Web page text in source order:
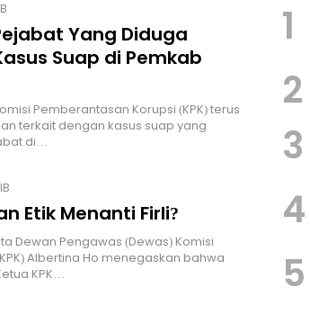
Yang Diduga
Suap di Pemkab
Pemberantasan Korupsi (KPK) terus
terkait dengan kasus suap yang
di…
Etik Menanti Firli?
Dewan Pengawas (Dewas) Komisi
Albertina Ho menegaskan bahwa
KPK…
1
2
3
4
5